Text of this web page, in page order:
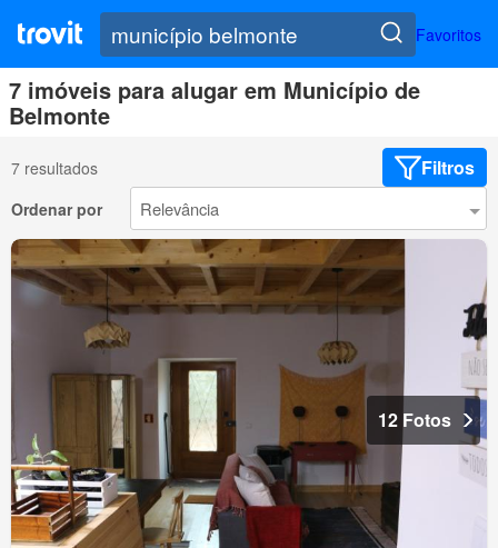
Favoritos
7 imóveis para alugar em Município de
Belmonte
7 resultados Filtros
Ordenar por
12 Fotos